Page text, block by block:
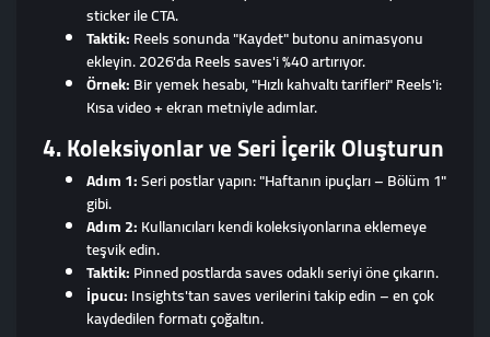
sticker ile CTA.
Taktik:Reels sonunda "Kaydet" butonu animasyonu
ekleyin. 2026'da Reels saves'i %40 artırıyor.
Örnek:Bir yemek hesabı, "Hızlı kahvaltı tarifleri" Reels'i:
Kısa video + ekran metniyle adımlar.
4. Koleksiyonlar ve Seri İçerik Oluşturun
Adım 1:Seri postlar yapın: "Haftanın ipuçları – Bölüm 1"
gibi.
Adım 2:Kullanıcıları kendi koleksiyonlarına eklemeye
teşvik edin.
Taktik:Pinned postlarda saves odaklı seriyi öne çıkarın.
İpucu:Insights'tan saves verilerini takip edin – en çok
kaydedilen formatı çoğaltın.